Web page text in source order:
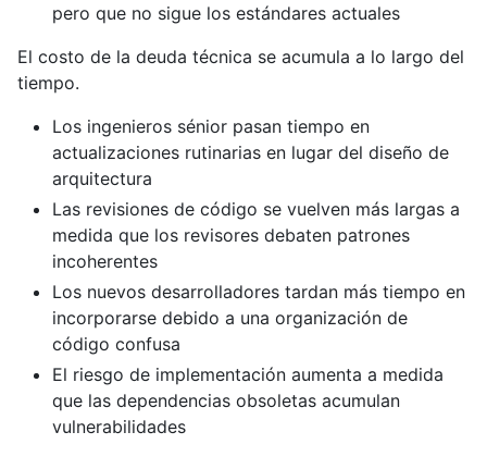
pero que no sigue los estándares actuales
El costo de la deuda técnica se acumula a lo largo del
tiempo.
Los ingenieros sénior pasan tiempo en
actualizaciones rutinarias en lugar del diseño de
arquitectura
Las revisiones de código se vuelven más largas a
medida que los revisores debaten patrones
incoherentes
Los nuevos desarrolladores tardan más tiempo en
incorporarse debido a una organización de
código confusa
El riesgo de implementación aumenta a medida
que las dependencias obsoletas acumulan
vulnerabilidades